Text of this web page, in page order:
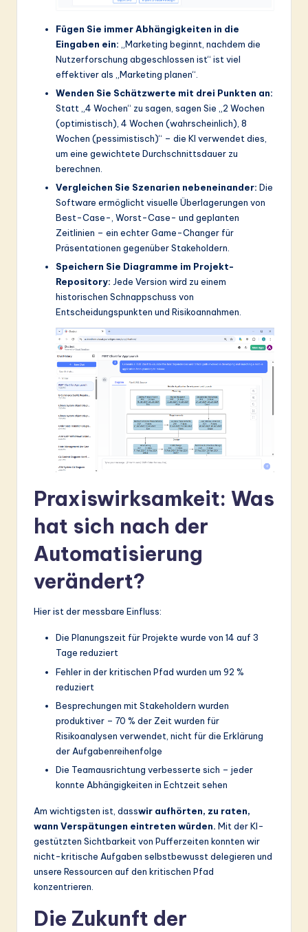
Fügen Sie immer Abhängigkeiten in die
Eingaben ein: „Marketing beginnt, nachdem die
Nutzerforschung abgeschlossen ist“ ist viel
effektiver als „Marketing planen“.
Wenden Sie Schätzwerte mit drei Punkten an:
Statt „4 Wochen“ zu sagen, sagen Sie „2 Wochen
(optimistisch), 4 Wochen (wahrscheinlich), 8
Wochen (pessimistisch)“ – die KI verwendet dies,
um eine gewichtete Durchschnittsdauer zu
berechnen.
Vergleichen Sie Szenarien nebeneinander: Die
Software ermöglicht visuelle Überlagerungen von
Best-Case-, Worst-Case- und geplanten
Zeitlinien – ein echter Game-Changer für
Präsentationen gegenüber Stakeholdern.
Speichern Sie Diagramme im Projekt-
Repository: Jede Version wird zu einem
historischen Schnappschuss von
Entscheidungspunkten und Risikoannahmen.
Praxiswirksamkeit: Was
hat sich nach der
Automatisierung
verändert?
Hier ist der messbare Einfluss:
Die Planungszeit für Projekte wurde von 14 auf 3
Tage reduziert
Fehler in der kritischen Pfad wurden um 92 %
reduziert
Besprechungen mit Stakeholdern wurden
produktiver – 70 % der Zeit wurden für
Risikoanalysen verwendet, nicht für die Erklärung
der Aufgabenreihenfolge
Die Teamausrichtung verbesserte sich – jeder
konnte Abhängigkeiten in Echtzeit sehen
Am wichtigsten ist, dasswir aufhörten, zu raten,
wann Verspätungen eintreten würden. Mit der KI-
gestützten Sichtbarkeit von Pufferzeiten konnten wir
nicht-kritische Aufgaben selbstbewusst delegieren und
unsere Ressourcen auf den kritischen Pfad
konzentrieren.
Die Zukunft der